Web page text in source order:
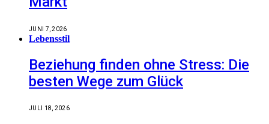
JUNI 7, 2026
Lebensstil
Beziehung finden ohne Stress: Die
besten Wege zum Glück
JULI 18, 2026